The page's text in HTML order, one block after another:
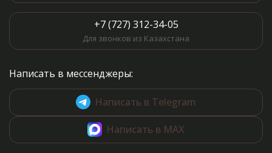
+7 (727) 312-34-05
Для звонков из Казахстана
Написать в мессенджеры:
Написать в Telegram
Написать в MAX